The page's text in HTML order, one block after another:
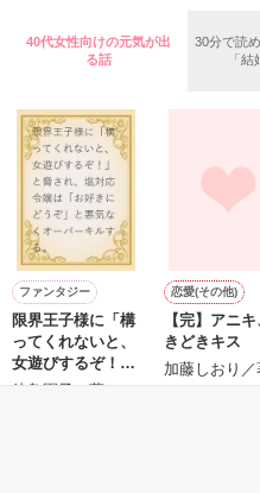
＊以前、公開していた話の改
作品
いた。
守と由羅から『便利屋雛子』
た上、同居まで提案してきて
鷹哉『宜しくな、俺の雛子』🦅
雛子『俺の……ひぃ、雛子？！
シゴデキで冷徹な上司が見せ
て……🐥💓🦅
※表紙も作中使用の画像も全
※執筆期間2026.6.3〜7.20完
※他サイトさんにて恋愛トレ
40代女性向けの元気が出
る話
30分で読
「
ファンタジー
限界王子様に「構
ってくれないと、
女遊びするぞ！」
と脅され、塩対応
待鳥園子／著
恋愛(その他)
【完】アニキ
きどきキス
加藤しおり／